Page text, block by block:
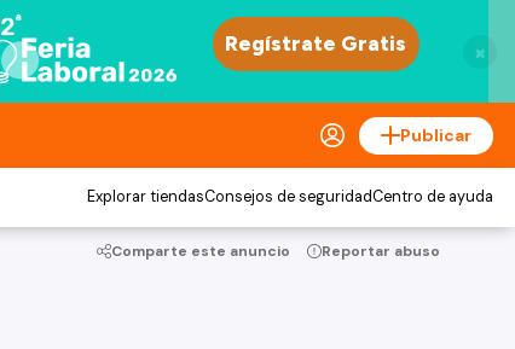
×
Publicar
Explorar tiendasConsejos de seguridadCentro de ayuda
Comparte este anuncio Reportar abuso